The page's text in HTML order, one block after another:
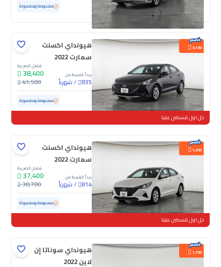
مستعملة 160,244 كم مفحوصة ومضمونة
3,100
هيونداي اكسنت
سمارت 2022
يبدأ القسط من
835
/شهرياً
شامل الضريبة
38,400
41,500
مستعملة 126,315 كم مفحوصة ومضمونة
خل اول قسطين علينا
1,300
هيونداي اكسنت
سمارت 2022
يبدأ القسط من
814
/شهرياً
شامل الضريبة
37,400
38,700
مستعملة 168,671 كم مفحوصة ومضمونة
خل اول قسطين علينا
1,700
هيونداي سوناتا إن
لاين 2022